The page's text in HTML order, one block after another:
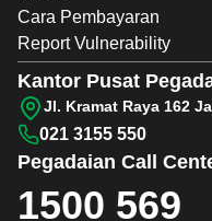
Cara Pembayaran
Report Vulnerability
Pegadaian Call
1500 569
Kantor Pusat
Jl. Kramat Raya 162
021 3155 550